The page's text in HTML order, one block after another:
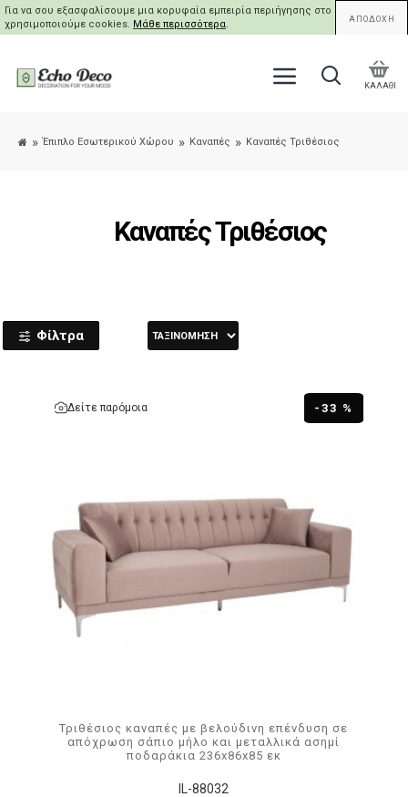
Για να σου εξασφαλίσουμε μια κορυφαία εμπειρία περιήγησης στο site μας,
χρησιμοποιούμε cookies. Μάθε περισσότερα. ΑΠΟΔΟΧΗ
ΚΑΛΑΘΙ
Έπιπλο Εσωτερικού Χώρου Καναπές Καναπές Τριθέσιος
Καναπές Τριθέσιος
Φίλτρα
-33 %
Δείτε παρόμοια
IL-88032
Τριθέσιος καναπές με βελούδινη επένδυση σε
απόχρωση σάπιο μήλο και μεταλλικά ασημί
ποδαράκια 236x86x85 εκ